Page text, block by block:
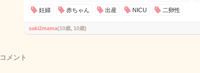
妊婦 赤ちゃん 出産 NICU 二卵性
saki2mama(10歳, 10歳)
コメント